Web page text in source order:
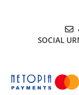
SOCIAL